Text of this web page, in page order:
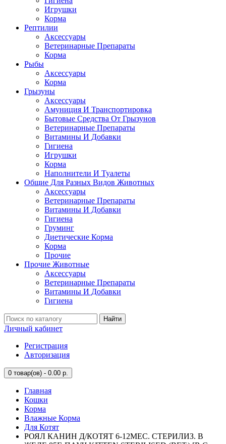
Игрушки
Корма
Рептилии
Аксессуары
Ветеринарные Препараты
Корма
Рыбы
Аксессуары
Корма
Грызуны
Аксессуары
Амуниция И Транспортировка
Бытовые Средства От Грызунов
Ветеринарные Препараты
Витамины И Добавки
Гигиена
Игрушки
Корма
Наполнители И Туалеты
Общие Для Разных Видов Животных
Аксессуары
Ветеринарные Препараты
Витамины И Добавки
Гигиена
Груминг
Диетические Корма
Корма
Прочие
Прочие Животные
Аксессуары
Ветеринарные Препараты
Витамины И Добавки
Гигиена
Найти
Личный кабинет
Регистрация
Авторизация
0 товар(ов) - 0.00 р.
Главная
Кошки
Корма
Влажные Корма
Для Котят
РОЯЛ КАНИН Д/КОТЯТ 6-12МЕС. СТЕРИЛИЗ. В